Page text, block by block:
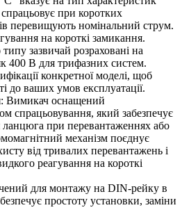
при коротких
перевищують номінальний струм.
на короткі замикання.
зазвичай розраховані на
400 В для трифазних систем.
конкретної моделі, щоб
до ваших умов експлуатації.
Вимикач оснащений
спрацьовування, який забезпечує
при перевантаженнях або
механізм поєднує
від тривалих перевантажень і
реагування на короткі
для монтажу на DIN-рейку в
простоту установки, заміни